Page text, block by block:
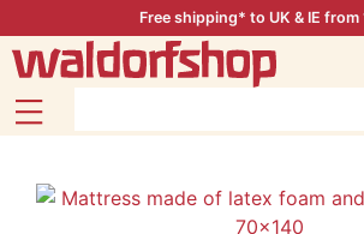
Free shipping* to UK & IE from